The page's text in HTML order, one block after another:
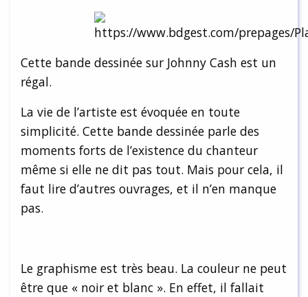
Cette bande dessinée sur Johnny Cash est un
régal.
La vie de l’artiste est évoquée en toute
simplicité. Cette bande dessinée parle des
moments forts de l’existence du chanteur
même si elle ne dit pas tout. Mais pour cela, il
faut lire d’autres ouvrages, et il n’en manque
pas.
Le graphisme est très beau. La couleur ne peut
être que « noir et blanc ». En effet, il fallait